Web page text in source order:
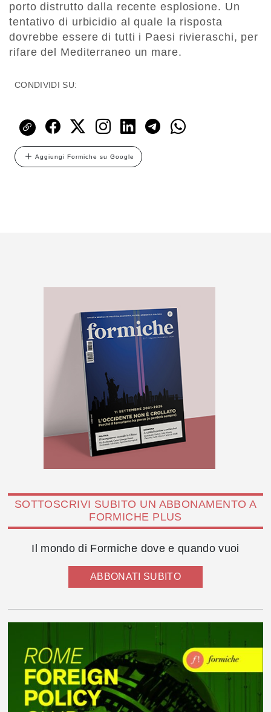
porto distrutto dalla recente esplosione. Un
tentativo di urbicidio al quale la risposta
dovrebbe essere di tutti i Paesi rivieraschi, per
rifare del Mediterraneo un mare.
CONDIVIDI SU:
Aggiungi Formiche su Google
SOTTOSCRIVI SUBITO UN ABBONAMENTO A
FORMICHE PLUS
Il mondo di Formiche dove e quando vuoi
ABBONATI SUBITO